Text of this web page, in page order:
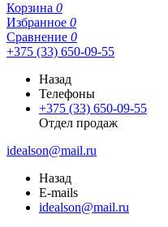
Корзина 0
Избранное 0
Сравнение 0
+375 (33) 650-09-55
Назад
Телефоны
+375 (33) 650-09-55
Отдел продаж
idealson@mail.ru
Назад
E-mails
idealson@mail.ru